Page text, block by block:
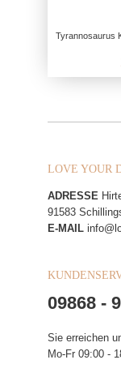
Tyrannosaurus Kinder Ring aus
LOVE YOUR
ADRESSE
91583
E-MAIL
09868 -
Sie erreichen
Mo-Fr 09:00 -